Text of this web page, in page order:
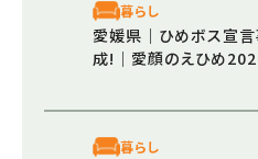
暮らし
愛媛県｜ひめボス宣
成!｜愛顔のえひめ
暮らし